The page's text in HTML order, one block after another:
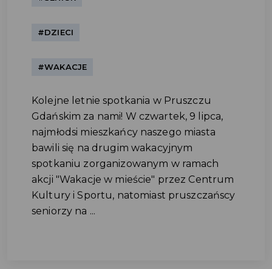
#DZIECI
#WAKACJE
Kolejne letnie spotkania w Pruszczu
Gdańskim za nami! W czwartek, 9 lipca,
najmłodsi mieszkańcy naszego miasta
bawili się na drugim wakacyjnym
spotkaniu zorganizowanym w ramach
akcji "Wakacje w mieście" przez Centrum
Kultury i Sportu, natomiast pruszczańscy
seniorzy na ...